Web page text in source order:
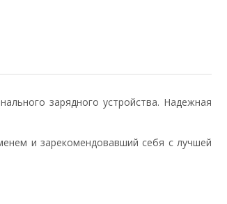
зарядного устройства. Надежная
и зарекомендовавший себя с лучшей